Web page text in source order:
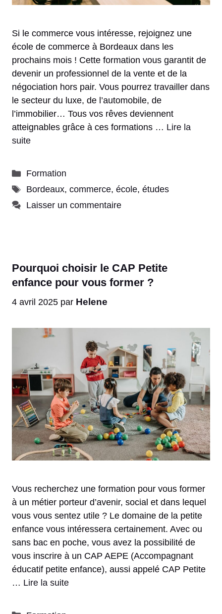
Si le commerce vous intéresse, rejoignez une
école de commerce à Bordeaux dans les
prochains mois ! Cette formation vous garantit de
devenir un professionnel de la vente et de la
négociation hors pair. Vous pourrez travailler dans
le secteur du luxe, de l’automobile, de
l’immobilier… Tous vos rêves deviennent
atteignables grâce à ces formations … Lire la
suite
Catégories
Formation
Étiquettes
Bordeaux, commerce, école, études
Laisser un commentaire
Pourquoi choisir le CAP Petite
enfance pour vous former ?
4 avril 2025 par Helene
Vous recherchez une formation pour vous former
à un métier porteur d’avenir, social et dans lequel
vous vous sentez utile ? Le domaine de la petite
enfance vous intéressera certainement. Avec ou
sans bac en poche, vous avez la possibilité de
vous inscrire à un CAP AEPE (Accompagnant
éducatif petite enfance), aussi appelé CAP Petite
… Lire la suite